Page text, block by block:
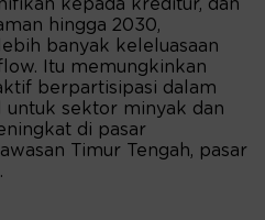
kepada kreditur, dan
hingga 2030,
banyak keleluasaan
Itu memungkinkan
berpartisipasi dalam
sektor minyak dan
di pasar
Timur Tengah, pasar